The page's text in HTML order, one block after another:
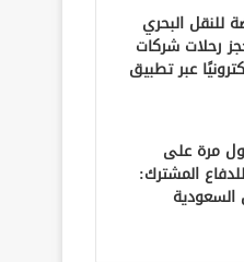
للنقل البحري
رحلات شركات
عبر تطبيق
مرة على
المشترك: